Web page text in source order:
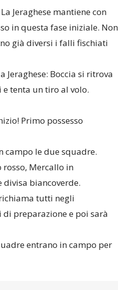
in questa fase iniziale. Non
già diversi i falli fischiati
Boccia si ritrova
tenta un tiro al volo.
Primo possesso
rosso, Mercallo in
biancoverde.
tutti negli
preparazione e poi sarà
entrano in campo per